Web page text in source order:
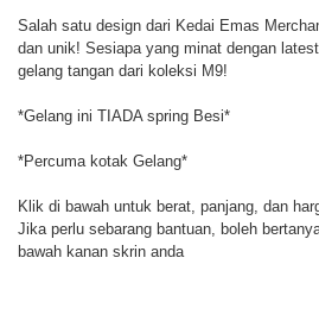
Salah satu design dari Kedai Emas
dan unik! Sesiapa yang minat dengan
gelang tangan dari koleksi M9!
*Gelang ini TIADA spring Besi*
*Percuma kotak Gelang*
Klik di bawah untuk berat, panjang, dan
Jika perlu sebarang bantuan, boleh
bawah kanan skrin anda